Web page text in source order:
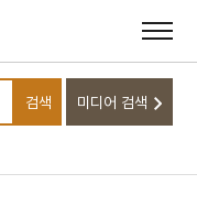
입력하세요
검색 미디어 검색